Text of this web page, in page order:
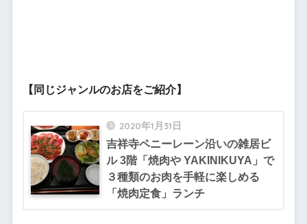
【同じジャンルのお店をご紹介】
2020年1月31日
吉祥寺ペニーレーン沿いの雑居ビ
ル 3階「焼肉や YAKINIKUYA」で
３種類のお肉を手軽に楽しめる
「焼肉定食」ランチ